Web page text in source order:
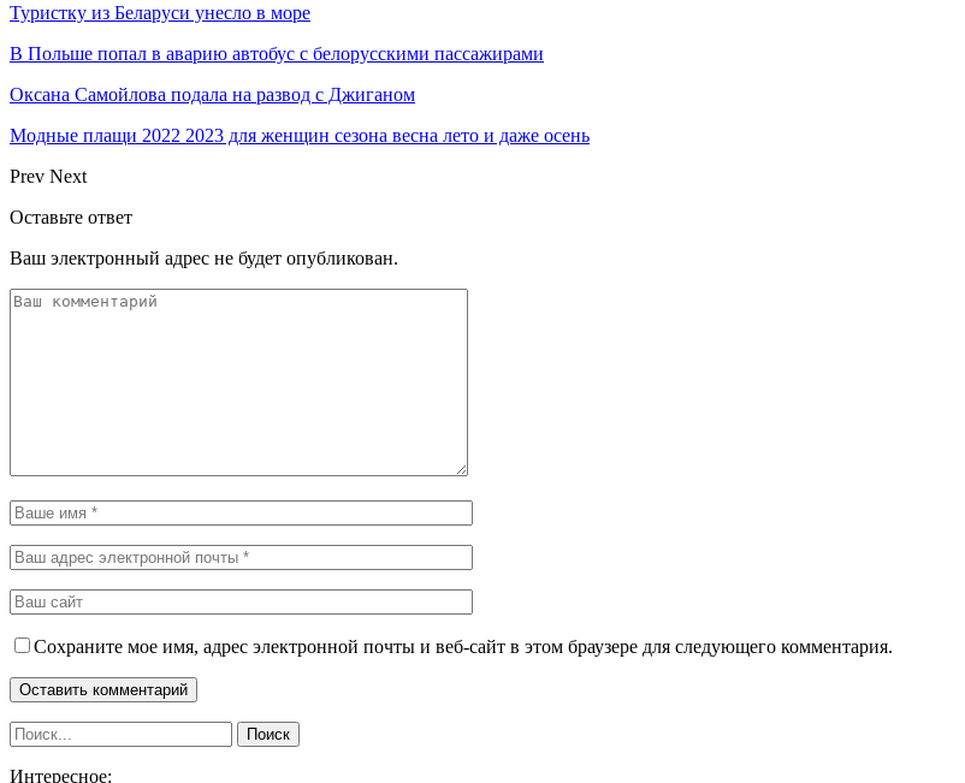
Туристку из Беларуси унесло в море
В Польше попал в аварию автобус с белорусскими пассажирами
Оксана Самойлова подала на развод с Джиганом
Модные плащи 2022 2023 для женщин сезона весна лето и даже осень
Prev Next
Оставьте ответ
Ваш электронный адрес не будет опубликован.
Сохраните мое имя, адрес электронной почты и веб-сайт в этом браузере для следующего комментария.
Интересное: